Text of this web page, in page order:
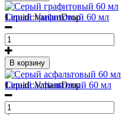
1
Liquid::VariantDrop
Серый графитовый 60 мл
В корзину
1
Liquid::VariantDrop
Серый асфальтовый 60 мл